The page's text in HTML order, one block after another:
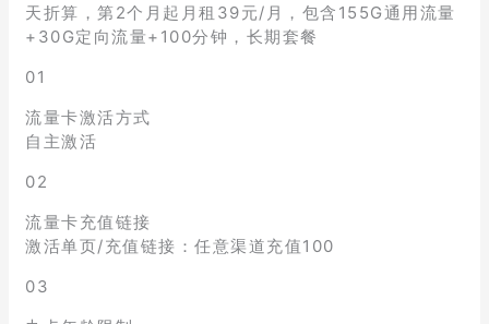
天折算，第2个月起月租39元/月，包含155G通用流量
+30G定向流量+100分钟，长期套餐
01
流量卡激活方式
自主激活
02
流量卡充值链接
激活单页/充值链接：任意渠道充值100
03